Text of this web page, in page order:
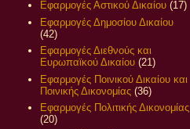
Εφαρμογές Αστικού Δικαίου (17)
Εφαρμογές Δημοσίου Δικαίου
(42)
Εφαρμογές Διεθνούς και
Ευρωπαϊκού Δικαίου (21)
Εφαρμογές Ποινικού Δικαίου και
Ποινικής Δικονομίας (36)
Εφαρμογές Πολιτικής Δικονομίας
(20)